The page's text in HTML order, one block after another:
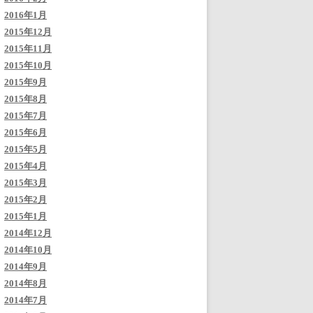
2016年1月
2015年12月
2015年11月
2015年10月
2015年9月
2015年8月
2015年7月
2015年6月
2015年5月
2015年4月
2015年3月
2015年2月
2015年1月
2014年12月
2014年10月
2014年9月
2014年8月
2014年7月